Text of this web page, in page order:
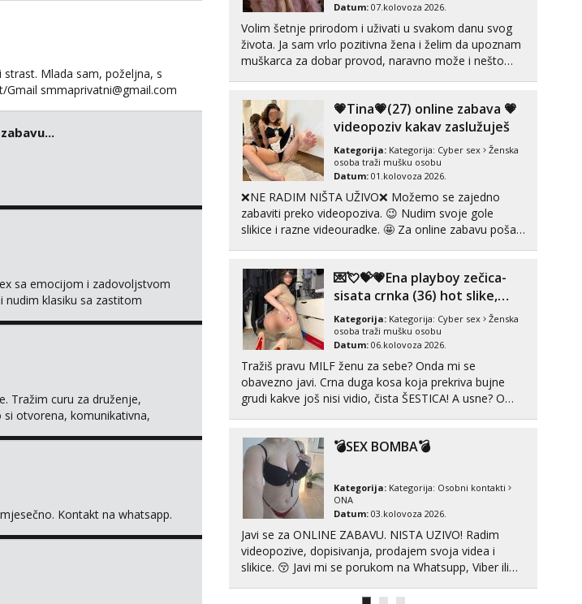
Mlada sam, poželjna, s
smmaprivatni@gmail.com
sa emocijom i zadovoljstvom
nudim klasiku sa zastitom
Tražim curu za druženje,
si otvorena, komunikativna,
Kontakt na whatsapp.
Datum: 07.kolovoza 2026.
Volim šetnje prirodom i uživati u svakom danu svog
života. Ja sam vrlo pozitivna žena i želim da upoznam
muškarca za dobar provod, naravno može i nešto
💗Tina💗(27) online zabava 💗
videopoziv kakav zaslužuješ
Kategorija: Kategorija: Cyber sex
Ženska
osoba traži mušku osobu
Datum: 01.kolovoza 2026.
❌NE RADIM NIŠTA UŽIVO❌ Možemo se zajedno
zabaviti preko videopoziva. 😉 Nudim svoje gole
slikice i razne videouradke. 🤩 Za online zabavu pošalji
vidjeti na videopozivu. 😉 S vama sam vec 5 ...
💌💘💝💗Ena playboy zečica-
sisata crnka (36) hot slike,
videa i c2c💗
Kategorija: Kategorija: Cyber sex
Ženska
osoba traži mušku osobu
Datum: 06.kolovoza 2026.
Tražiš pravu MILF ženu za sebe? Onda mi se
obavezno javi. Crna duga kosa koja prekriva bujne
grudi kakve još nisi vidio, čista ŠESTICA! A usne? O
nisi vidio. Uvijek sam spremna za ONLOINE zabavu...
💣SEX BOMBA💣
Kategorija: Kategorija: Osobni kontakti
ONA
Datum: 03.kolovoza 2026.
Javi se za ONLINE ZABAVU. NISTA UZIVO! Radim
videopozive, dopisivanja, prodajem svoja videa i
slikice. 😚 Javi mi se porukom na Whatsupp, Viber ili